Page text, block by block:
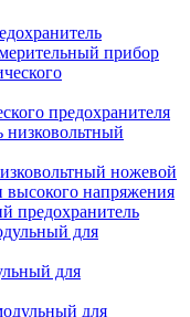
прибор
предохранителя
ножевой
высокого напряжения
предохранитель
для